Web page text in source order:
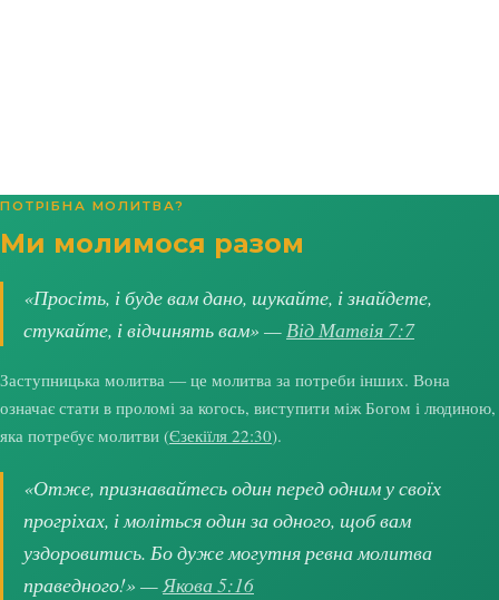
ПОТРІБНА МОЛИТВА?
Ми молимося разом
«Просіть, і буде вам дано, шукайте, і знайдете,
стукайте, і відчинять вам» —Від Матвія 7:7
Заступницька молитва — це молитва за потреби інших. Вона
означає стати в проломі за когось, виступити між Богом і людиною,
яка потребує молитви (Єзекіїля 22:30).
«Отже, признавайтесь один перед одним у своїх
прогріхах, і моліться один за одного, щоб вам
уздоровитись. Бо дуже могутня ревна молитва
праведного!» —Якова 5:16